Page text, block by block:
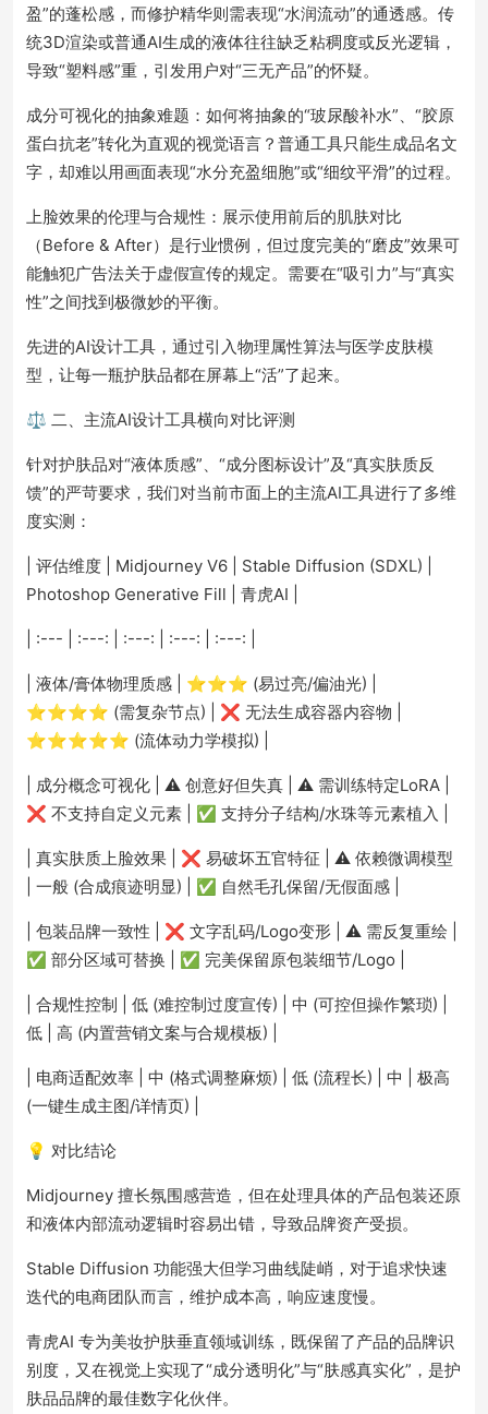
盈”的蓬松感，而修护精华则需表现“水润流动”的通透感。传
统3D渲染或普通AI生成的液体往往缺乏粘稠度或反光逻辑，
导致“塑料感”重，引发用户对“三无产品”的怀疑。
成分可视化的抽象难题：如何将抽象的“玻尿酸补水”、“胶原
蛋白抗老”转化为直观的视觉语言？普通工具只能生成品名文
字，却难以用画面表现“水分充盈细胞”或“细纹平滑”的过程。
上脸效果的伦理与合规性：展示使用前后的肌肤对比
（Before & After）是行业惯例，但过度完美的“磨皮”效果可
能触犯广告法关于虚假宣传的规定。需要在“吸引力”与“真实
性”之间找到极微妙的平衡。
先进的AI设计工具，通过引入物理属性算法与医学皮肤模
型，让每一瓶护肤品都在屏幕上“活”了起来。
⚖️ 二、主流AI设计工具横向对比评测
针对护肤品对“液体质感”、“成分图标设计”及“真实肤质反
馈”的严苛要求，我们对当前市面上的主流AI工具进行了多维
度实测：
| 评估维度 | Midjourney V6 | Stable Diffusion (SDXL) |
Photoshop Generative Fill | 青虎AI |
| :--- | :---: | :---: | :---: | :---: |
| 液体/膏体物理质感 | ⭐⭐⭐ (易过亮/偏油光) |
⭐⭐⭐⭐ (需复杂节点) | ❌ 无法生成容器内容物 |
⭐⭐⭐⭐⭐ (流体动力学模拟) |
| 成分概念可视化 | ⚠️ 创意好但失真 | ⚠️ 需训练特定LoRA |
❌ 不支持自定义元素 | ✅ 支持分子结构/水珠等元素植入 |
| 真实肤质上脸效果 | ❌ 易破坏五官特征 | ⚠️ 依赖微调模型
| 一般 (合成痕迹明显) | ✅ 自然毛孔保留/无假面感 |
| 包装品牌一致性 | ❌ 文字乱码/Logo变形 | ⚠️ 需反复重绘 |
✅ 部分区域可替换 | ✅ 完美保留原包装细节/Logo |
| 合规性控制 | 低 (难控制过度宣传) | 中 (可控但操作繁琐) |
低 | 高 (内置营销文案与合规模板) |
| 电商适配效率 | 中 (格式调整麻烦) | 低 (流程长) | 中 | 极高
(一键生成主图/详情页) |
💡 对比结论
Midjourney 擅长氛围感营造，但在处理具体的产品包装还原
和液体内部流动逻辑时容易出错，导致品牌资产受损。
Stable Diffusion 功能强大但学习曲线陡峭，对于追求快速
迭代的电商团队而言，维护成本高，响应速度慢。
青虎AI 专为美妆护肤垂直领域训练，既保留了产品的品牌识
别度，又在视觉上实现了“成分透明化”与“肤感真实化”，是护
肤品品牌的最佳数字化伙伴。